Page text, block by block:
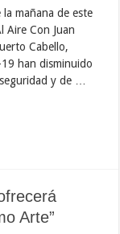
mañana de este
Aire Con Juan
Cabello,
han disminuido
y de …
Arte”